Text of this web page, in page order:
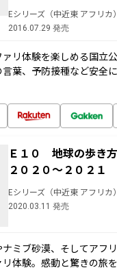
Eシリーズ（中近東 アフリカ
2016.07.29 発売
リ体験を楽しめる国立
葉、予防接種など安全
Ｅ１０ 地球の歩き
２０２０～２０２１
Eシリーズ（中近東 アフリカ
2020.03.11 発売
ミブ砂漠、そしてアフ
体験。感動と驚きの旅